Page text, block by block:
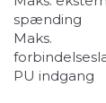
spænding
Maks.
PU indgang